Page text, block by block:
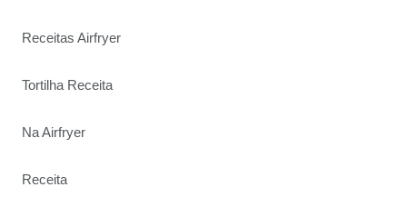
Receitas Airfryer
Tortilha Receita
Na Airfryer
Receita